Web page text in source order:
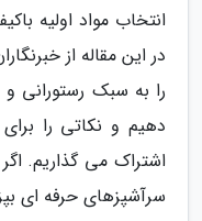
انتخاب مواد اولیه
در این مقاله از
را به سبک رستورانی
دهیم و نکاتی را
اشتراک می گذاریم.
سرآشپزهای حرفه ای